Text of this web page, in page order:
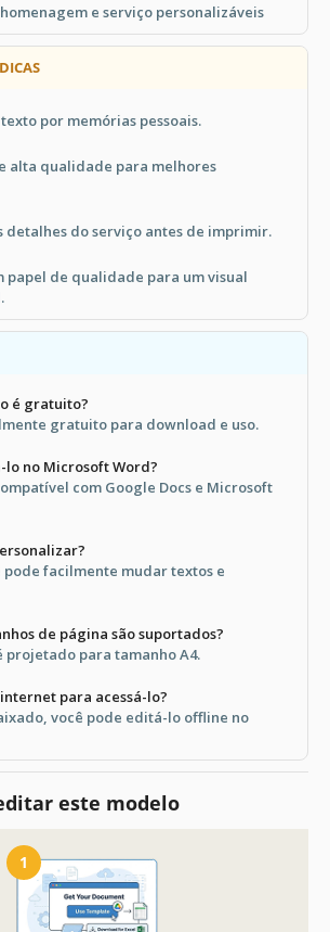
e serviço personalizáveis
por memórias pessoais.
alta qualidade para melhores
detalhes do serviço antes de imprimir.
papel de qualidade para um visual
é gratuito?
gratuito para download e uso.
lo no Microsoft Word?
com Google Docs e Microsoft
pode facilmente mudar textos e
de página são suportados?
projetado para tamanho A4.
para acessá-lo?
você pode editá-lo offline no
este modelo
1